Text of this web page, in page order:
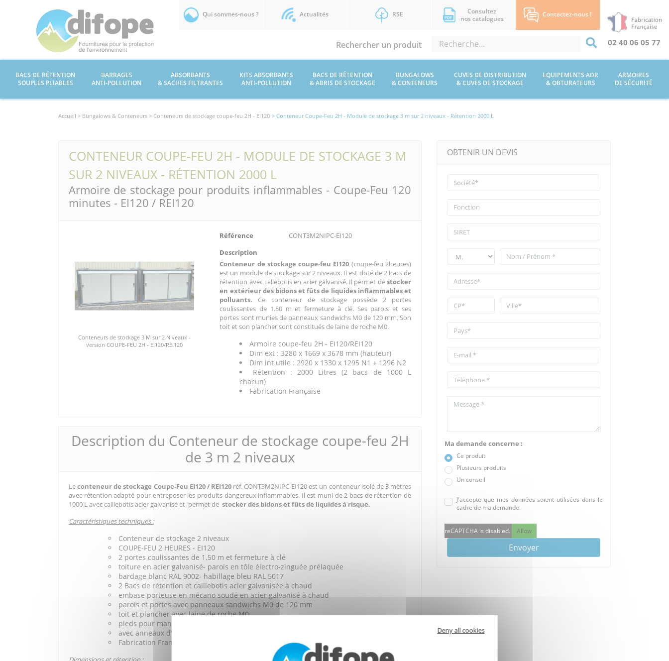
Qui sommes-nous ? Actualités RSE
Consultez
nos catalogues
Contactez-nous !
Rechercher un produit 02 40 06 05 77
BACS DE RÉTENTION
SOUPLES PLIABLES
BARRAGES
ANTI-POLLUTION
ABSORBANTS
& SACHES FILTRANTES
KITS ABSORBANTS
ANTI-POLLUTION
BACS DE RÉTENTION
& ABRIS DE STOCKAGE
BUNGALOWS
& CONTENEURS
CUVES DE DISTRIBUTION
& CUVES DE STOCKAGE
EQUIPEMENTS ADR
& OBTURATEURS
ARMOIRES
DE SÉCURITÉ
Accueil > Bungalows & Conteneurs > Conteneurs de stockage coupe-feu 2H - EI120 > Conteneur Coupe-Feu 2H - Module de stockage 3 m sur 2 niveaux - Rétention 2000 L
CONTENEUR COUPE-FEU 2H - MODULE DE STOCKAGE 3 M
SUR 2 NIVEAUX - RÉTENTION 2000 L
Armoire de stockage pour produits inflammables - Coupe-Feu 120
minutes - EI120 / REI120
Conteneurs de stockage 3 M sur 2 Niveaux -
version COUPE-FEU 2H - EI120/REI120
Référence
CONT3M2NIPC-EI120
Description
Conteneur de stockage coupe-feu EI120 (coupe-feu 2heures)
est un module de stockage sur 2 niveaux. Il est doté de 2 bacs de
rétention avec callebotis en acier galvanisé. Il permet destocker
en extérieur des bidons et fûts de liquides inflammables et
polluants. Ce conteneur de stockage possède 2 portes
coulissantes de 1.50 m et fermeture à clé. Ses parois et ses
portes sont munies de panneaux sandwichs M0 de 120 mm. Son
toit et son plancher sont constitués de laine de roche M0.
Armoire coupe-feu 2H - EI120/REI120
Dim ext : 3280 x 1669 x 3678 mm (hauteur)
Dim int utile : 2920 x 1330 x 1295 N1 + 1296 N2
Rétention : 2000 Litres (2 bacs de 1000 L
chacun)
Fabrication Française
Description du Conteneur de stockage coupe-feu 2H
de 3 m 2 niveaux
Leconteneur de stockage Coupe-Feu EI120 / REI120 réf. CONT3M2NIPC-EI120 est un conteneur isolé de 3 mètres
avec rétention adapté pour entreposer les produits dangereux inflammables. Il est muni de 2 bacs de rétention de
1000 L avec caillebotis acier galvanisé et permet de stocker des bidons et fûts de liquides à risque.
Caractéristiques techniques :
Conteneur de stockage 2 niveaux
COUPE-FEU 2 HEURES - EI120
2 portes coulissantes de 1.50 m et fermeture à clé
toiture en acier galvanisé- parois en tôle électro-zinguée prélaquée
bardage blanc RAL 9002- habillage bleu RAL 5017
2 Bacs de rétention et caillebotis acier galvanisée à chaud
embase porteuse en mécano soudé en acier galvanisé à chaud
parois et portes avec panneaux sandwichs M0 de 120 mm
toit et plancher avec laine de roche M0
pieds pour manutention avec chariot élévateur
avec anneaux d'élingage
Fabrication Française.
OBTENIR UN DEVIS
Ma demande concerne :
Ce produit
Plusieurs produits
Un conseil
J'accepte que mes données soient utilisées dans le
cadre de ma demande.
reCAPTCHA is disabled. Allow
Envoyer
Deny all cookies